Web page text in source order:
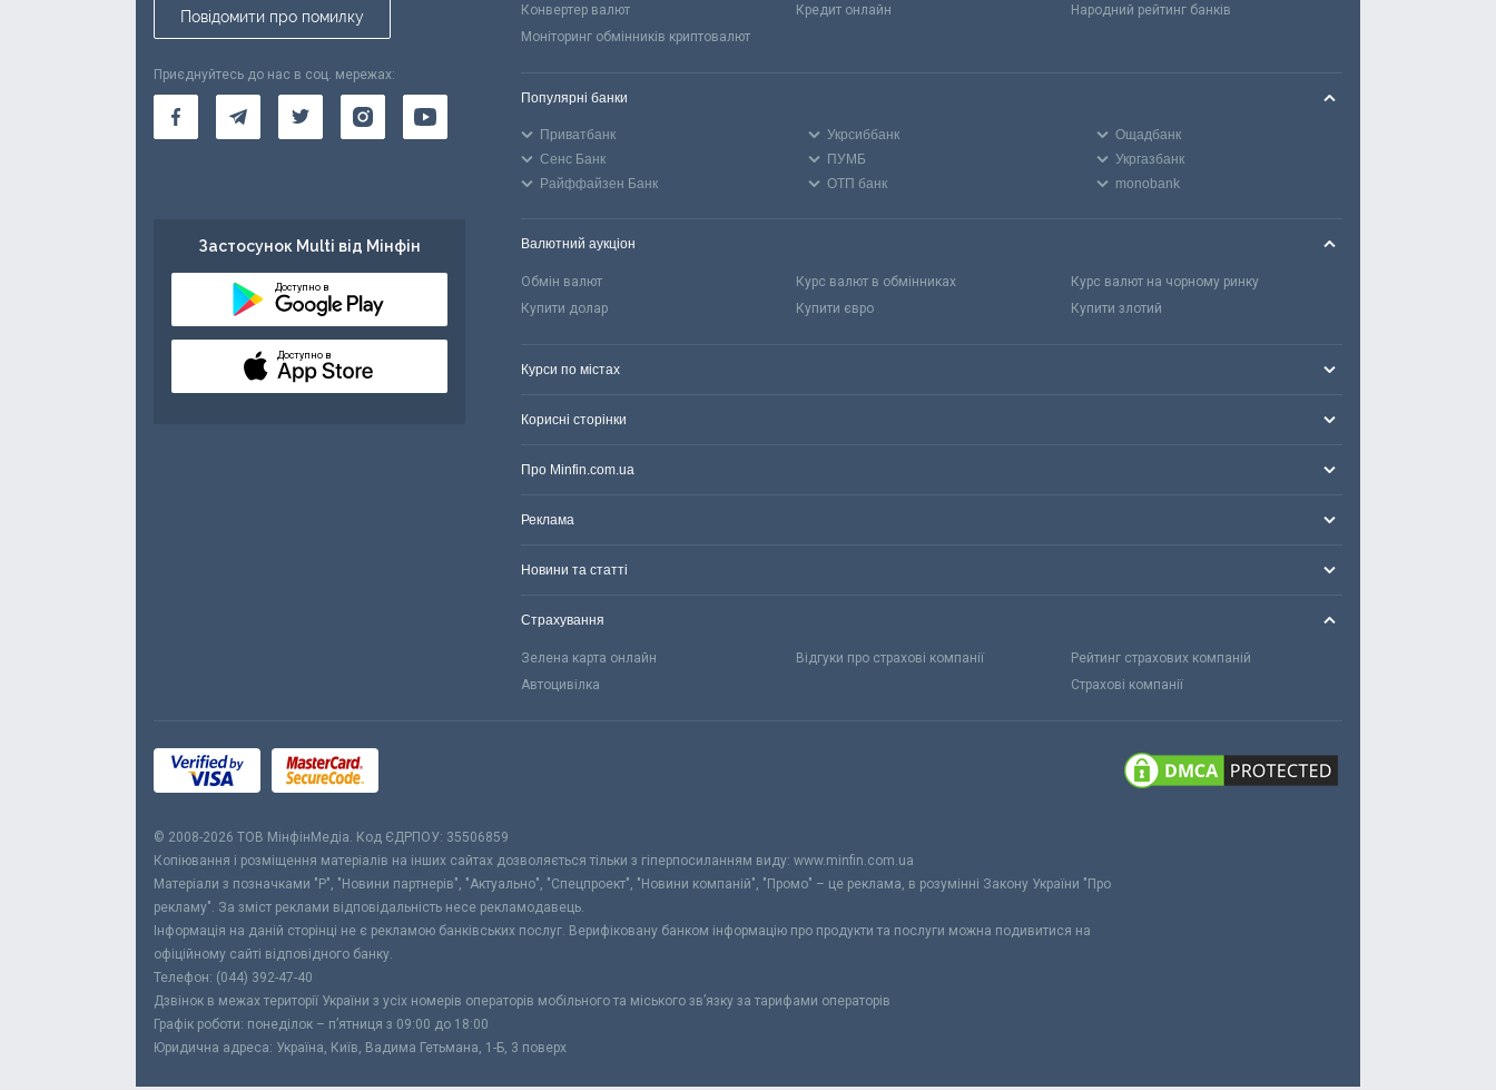
Повідомити про помилку
Приєднуйтесь до нас в соц. мережах:
Застосунок Multi від Мінфін
Доступно в
Доступно в
Конвертер валют
Кредит онлайн
Народний рейтинг банків
Моніторинг обмінників криптовалют
Популярні банки
Приватбанк Укрсиббанк
Ощадбанк
Сенс Банк
ПУМБ
Укргазбанк
Райффайзен Банк
ОТП банк monobank
Валютний аукціон
Обмін валют Курс валют в обмінниках
Курс валют на чорному ринку
Купити долар
Купити євро Купити злотий
Курси по містах
Корисні сторінки
Про Minfin.com.ua
Реклама
Новини та статті
Страхування
Зелена карта онлайн Відгуки про страхові компанії
Рейтинг страхових компаній
Автоцивілка
Страхові компанії
© 2008-2026 ТОВ МiнфiнМедiа. Код ЄДРПОУ: 35506859
Копіювання і розміщення матеріалів на інших сайтах дозволяється тільки з гіперпосиланням виду: www.minfin.com.ua
Матеріали з позначками "Р", "Новини партнерів", "Актуально", "Спецпроект", "Новини компаній", "Промо" – це реклама, в розумінні Закону України "Про
рекламу". За зміст реклами відповідальність несе рекламодавець.
Інформація на даній сторінці не є рекламою банківських послуг. Верифіковану банком інформацію про продукти та послуги можна подивитися на
офіційному сайті відповідного банку.
Телефон: (044) 392-47-40
Дзвінок в межах території України з усіх номерів операторів мобільного та міського зв’язку за тарифами операторів
Графік роботи: понеділок – п’ятниця з 09:00 до 18:00
Юридична адреса: Україна, Київ, Вадима Гетьмана, 1-Б, 3 поверх